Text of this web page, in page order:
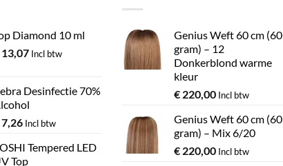
Diamond 10 ml
Incl btw
Desinfectie 70%
Incl btw
Tempered LED
Top
Genius Weft 60 cm (60
gram) – 12
Donkerblond warme
kleur
€ 220,00 Incl btw
Genius Weft 60 cm (60
gram) – Mix 6/20
€ 220,00 Incl btw